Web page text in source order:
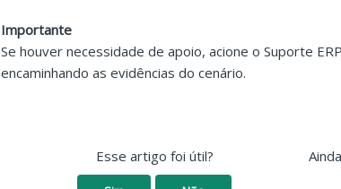
Importante
Se houver necessidade de apoio, acione o Suporte
encaminhando as evidências do cenário.
Esse artigo foi útil?